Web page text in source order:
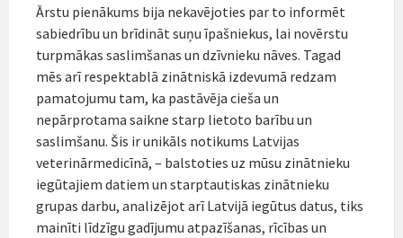
Ārstu pienākums bija nekavējoties par to informēt
sabiedrību un brīdināt suņu īpašniekus, lai novērstu
turpmākas saslimšanas un dzīvnieku nāves. Tagad
mēs arī respektablā zinātniskā izdevumā redzam
pamatojumu tam, ka pastāvēja cieša un
nepārprotama saikne starp lietoto barību un
saslimšanu. Šis ir unikāls notikums Latvijas
veterinārmedicīnā, – balstoties uz mūsu zinātnieku
iegūtajiem datiem un starptautiskas zinātnieku
grupas darbu, analizējot arī Latvijā iegūtus datus, tiks
mainīti līdzīgu gadījumu atpazīšanas, rīcības un